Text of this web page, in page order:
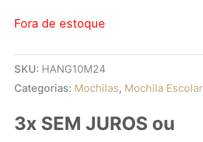
Fora de estoque
SKU: HANG10M24
Categorias: Mochilas, Mochila Escolar
3x SEM JUROS ou